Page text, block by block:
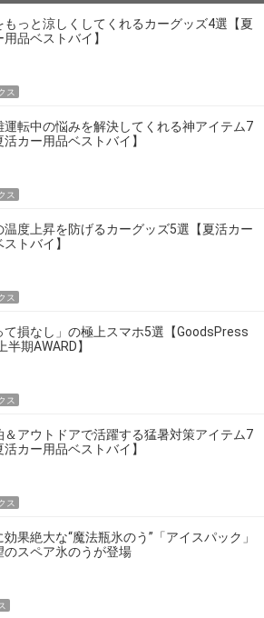
もっと涼しくしてくれるカーグッズ4選【夏
品ベストバイ】
ス
運転中の悩みを解決してくれる神アイテム7
活カー用品ベストバイ】
ス
温度上昇を防げるカーグッズ5選【夏活カー
トバイ】
ス
て損なし」の極上スマホ5選【GoodsPress
半期AWARD】
ス
＆アウトドアで活躍する猛暑対策アイテム7
活カー用品ベストバイ】
ス
効果絶大な“魔法瓶氷のう”「アイスパック」
のスペア氷のうが登場